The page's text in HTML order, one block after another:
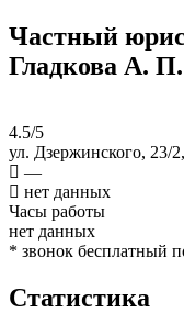
Частный
Гладкова А. П.
4.5/5
ул. Дзержинского, 23/
—
нет данных
Часы работы
нет данных
* звонок бесплатный
Статистика